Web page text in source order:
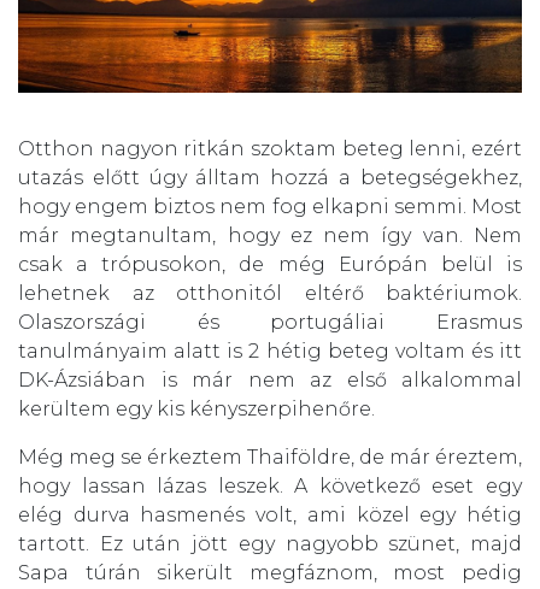
Otthon nagyon ritkán szoktam beteg lenni, ezért
utazás előtt úgy álltam hozzá a betegségekhez,
hogy engem biztos nem fog elkapni semmi. Most
már megtanultam, hogy ez nem így van. Nem
csak a trópusokon, de még Európán belül is
lehetnek az otthonitól eltérő baktériumok.
Olaszországi és portugáliai Erasmus
tanulmányaim alatt is 2 hétig beteg voltam és itt
DK-Ázsiában is már nem az első alkalommal
kerültem egy kis kényszerpihenőre.
Még meg se érkeztem Thaiföldre, de már éreztem,
hogy lassan lázas leszek. A következő eset egy
elég durva hasmenés volt, ami közel egy hétig
tartott. Ez után jött egy nagyobb szünet, majd
Sapa túrán sikerült megfáznom, most pedig